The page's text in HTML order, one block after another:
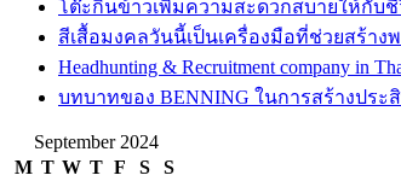
โต๊ะกินข้าวเพิ่มความสะดวกสบายให้กับ
สีเสื้อมงคลวันนี้เป็นเครื่องมือที่ช่วยสร้า
Headhunting & Recruitment company
บทบาทของ BENNING ในการสร้างปร
September 2024
M T W T F S
S